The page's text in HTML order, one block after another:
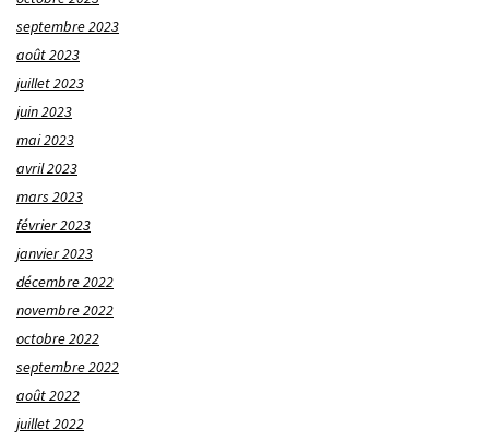
septembre 2023
août 2023
juillet 2023
juin 2023
mai 2023
avril 2023
mars 2023
février 2023
janvier 2023
décembre 2022
novembre 2022
octobre 2022
septembre 2022
août 2022
juillet 2022